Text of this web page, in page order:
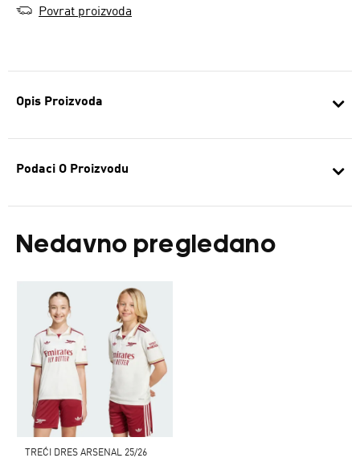
Opis Proizvoda
Podaci O Proizvodu
Nedavno pregledano
TREĆI DRES ARSENAL 25/26
Povrat proizvoda